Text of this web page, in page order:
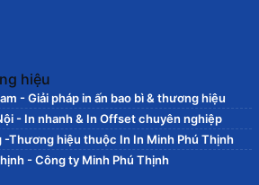
hiệu
- Giải pháp in ấn bao bì & thương hiệu
- In nhanh & In Offset chuyên nghiệp
Thương hiệu thuộc In In Minh Phú Thịnh
- Công ty Minh Phú Thịnh